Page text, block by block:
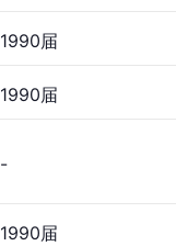
1990届
1990届
-
1990届